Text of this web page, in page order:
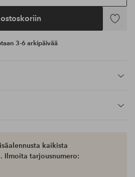
ostoskoriin
Lisää
3-6 arkipäivää
kaikista
Ilmoita tarjousnumero: